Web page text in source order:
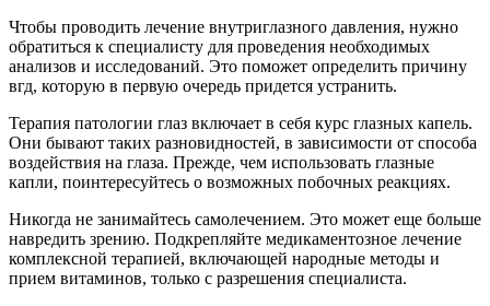
Чтобы проводить лечение внутриглазного давления, нужно
обратиться к специалисту для проведения необходимых
анализов и исследований. Это поможет определить причину
вгд, которую в первую очередь придется устранить.
Терапия патологии глаз включает в себя курс глазных капель.
Они бывают таких разновидностей, в зависимости от способа
воздействия на глаза. Прежде, чем использовать глазные
капли, поинтересуйтесь о возможных побочных реакциях.
Никогда не занимайтесь самолечением. Это может еще больше
навредить зрению. Подкрепляйте медикаментозное лечение
комплексной терапией, включающей народные методы и
прием витаминов, только с разрешения специалиста.